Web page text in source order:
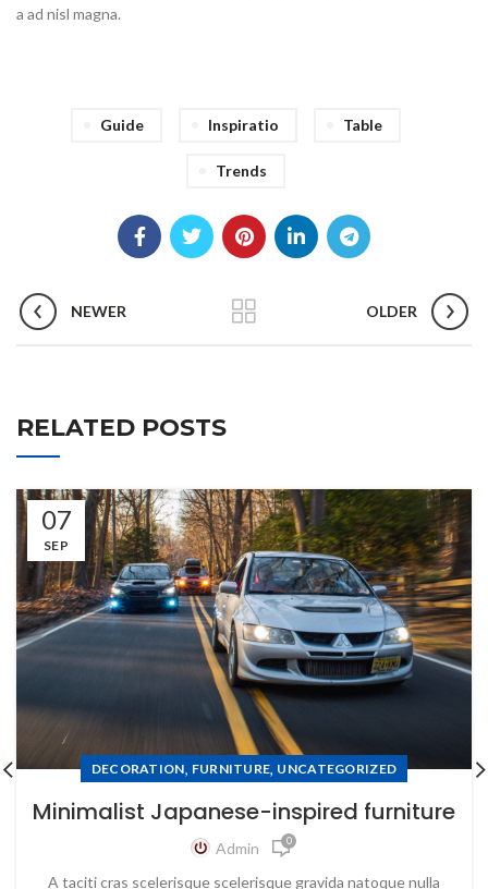
a ad nisl magna.
Guide Inspiratio Table
Trends
NEWER OLDER
RELATED POSTS
07
SEP
DECORATION, FURNITURE, UNCATEGORIZED
Minimalist Japanese-inspired furniture
Admin 0
A taciti cras scelerisque scelerisque gravida natoque nulla